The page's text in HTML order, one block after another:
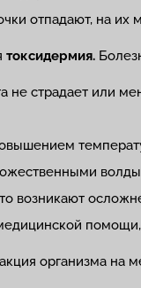
отпадают, на их
токсидермия.
не страдает или
возникают
организма